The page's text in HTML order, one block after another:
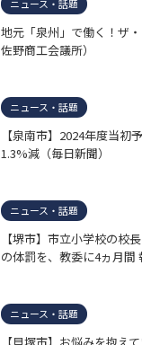
ニュース・話題
地元「泉州」で働く！ザ
佐野商工会議所）
ニュース・話題
【泉南市】2024年度当
1.3%減（毎日新聞）
ニュース・話題
【堺市】市立小学校の校
の体罰を、教委に4ヵ月間
ニュース・話題